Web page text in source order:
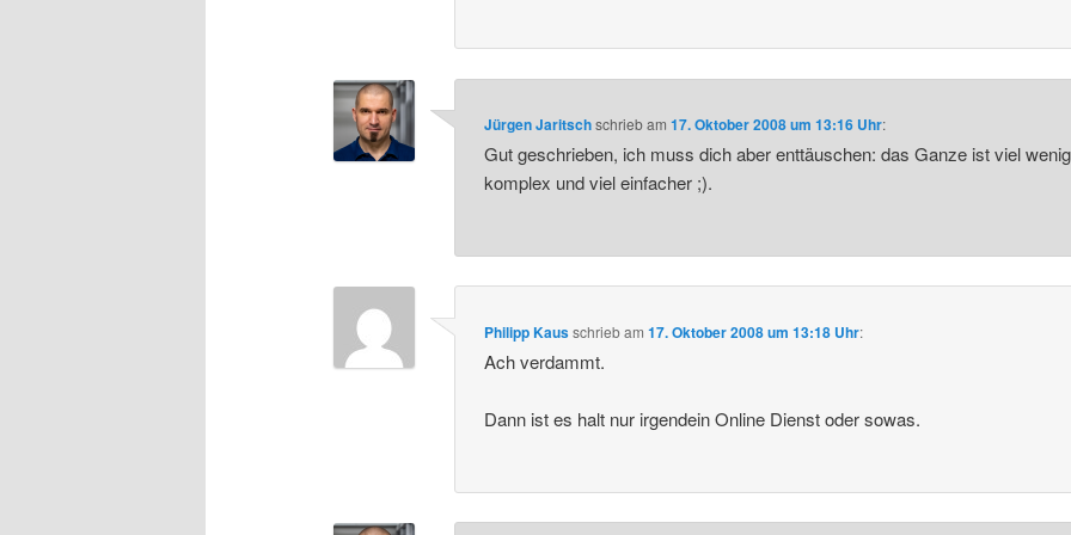
Jürgen Jaritschschriebam17. Oktober 2008 um 13:16 Uhr:
Gut geschrieben, ich muss dich aber enttäuschen: das Ganze ist viel
komplex und viel einfacher ;).
Philipp Kausschriebam17. Oktober 2008 um 13:18 Uhr:
Ach verdammt.
Dann ist es halt nur irgendein Online Dienst oder sowas.